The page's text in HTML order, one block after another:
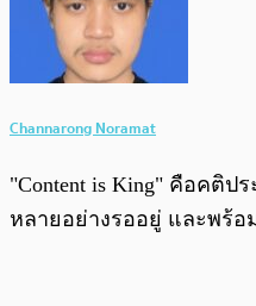
Channarong Noramat
"Content is King" คือคติป
หลายอย่างรออยู่ และพร้อ